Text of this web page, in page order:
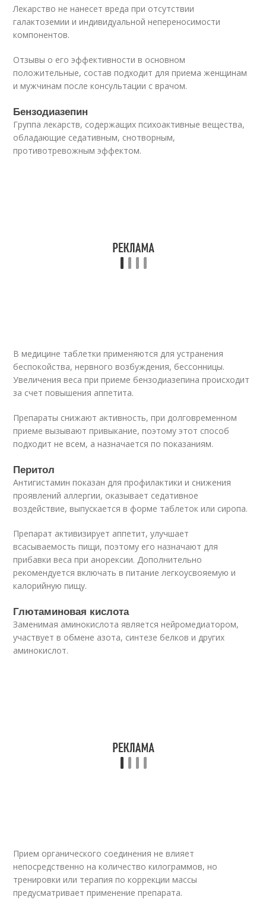
Лекарство не нанесет вреда при отсутствии
галактоземии и индивидуальной непереносимости
компонентов.
Отзывы о его эффективности в основном
положительные, состав подходит для приема женщинам
и мужчинам после консультации с врачом.
Бензодиазепин
Группа лекарств, содержащих психоактивные вещества,
обладающие седативным, снотворным,
противотревожным эффектом.
В медицине таблетки применяются для устранения
беспокойства, нервного возбуждения, бессонницы.
Увеличения веса при приеме бензодиазепина происходит
за счет повышения аппетита.
Препараты снижают активность, при долговременном
приеме вызывают привыкание, поэтому этот способ
подходит не всем, а назначается по показаниям.
Перитол
Антигистамин показан для профилактики и снижения
проявлений аллергии, оказывает седативное
воздействие, выпускается в форме таблеток или сиропа.
Препарат активизирует аппетит, улучшает
всасываемость пищи, поэтому его назначают для
прибавки веса при анорексии. Дополнительно
рекомендуется включать в питание легкоусвояемую и
калорийную пищу.
Глютаминовая кислота
Заменимая аминокислота является нейромедиатором,
участвует в обмене азота, синтезе белков и других
аминокислот.
Прием органического соединения не влияет
непосредственно на количество килограммов, но
тренировки или терапия по коррекции массы
предусматривает применение препарата.